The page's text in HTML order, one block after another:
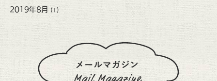
2019年8月 (1)